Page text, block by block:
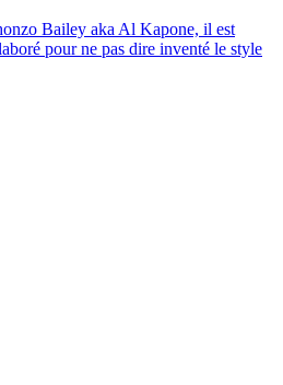
Bailey aka Al Kapone, il est
pour ne pas dire inventé le style